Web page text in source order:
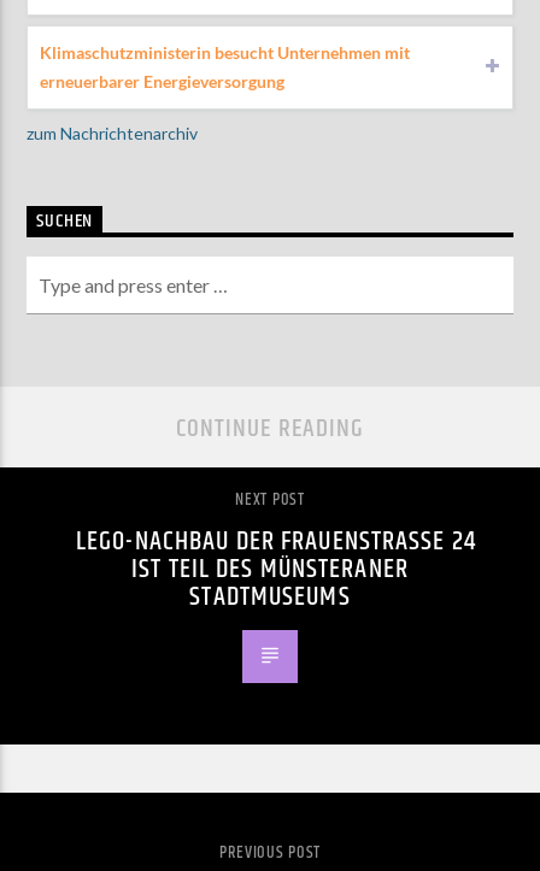
Klimaschutzministerin besucht Unternehmen mit
erneuerbarer Energieversorgung
zum Nachrichtenarchiv
SUCHEN
CONTINUE READING
NEXT POST
LEGO-NACHBAU DER FRAUENSTRASSE 24 I
ST TEIL DES MÜNSTERANER S
TADTMUSEUMS
PREVIOUS POST